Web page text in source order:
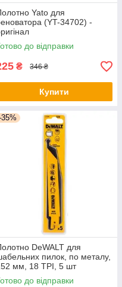
Yato для
(YT-34702) -
до відправки
₴ 346 ₴
Купити
DeWALT для
пилок, по металу,
мм, 18 TPI, 5 шт
- оригінал
до відправки